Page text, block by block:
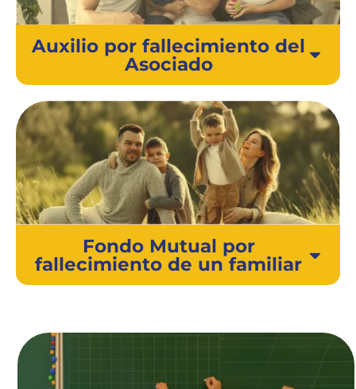
Auxilio por fallecimiento del
Asociado
Fondo Mutual por
fallecimiento de un familiar